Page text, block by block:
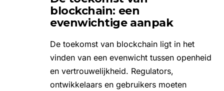
blockchain: een
evenwichtige aanpak
De toekomst van blockchain ligt in het
vinden van een evenwicht tussen openheid
en vertrouwelijkheid. Regulators,
ontwikkelaars en gebruikers moeten